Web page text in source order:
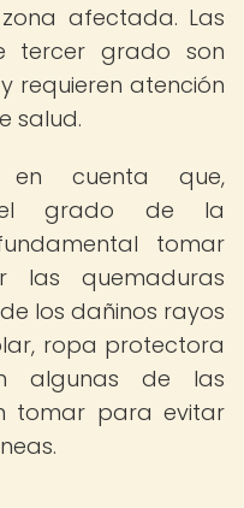
afectada. Las
tercer grado son
requieren atención
salud.
en cuenta que,
del grado de la
tomar
las quemaduras
los dañinos rayos
ropa protectora
algunas de las
tomar para evitar